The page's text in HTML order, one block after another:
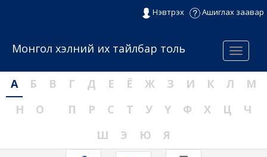
Нэвтрэх Ашиглах заавар
Menu
Монгол хэлний их тайлбар толь
А Б В Г Д Е Ё Ж З И К Л
М
Н
О П Р С Т У Ү Ф Х Ц
Ч
Ш
Э Ю Я